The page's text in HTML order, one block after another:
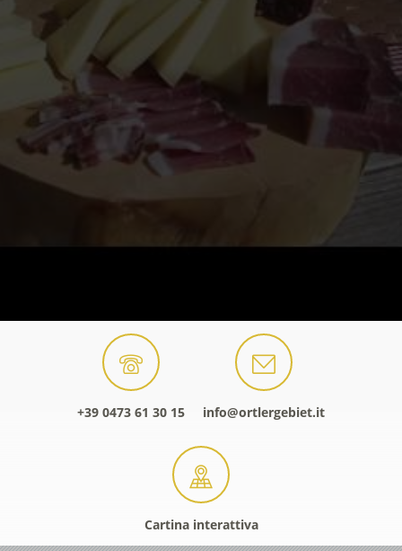
+39 0473 61 30 15 info@ortlergebiet.it
Cartina interattiva